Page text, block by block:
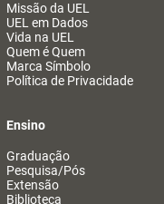
Missão da UEL
UEL em Dados
Vida na UEL
Quem é Quem
Marca Símbolo
Política de Privacidade
Ensino
Graduação
Pesquisa/Pós
Extensão
Biblioteca